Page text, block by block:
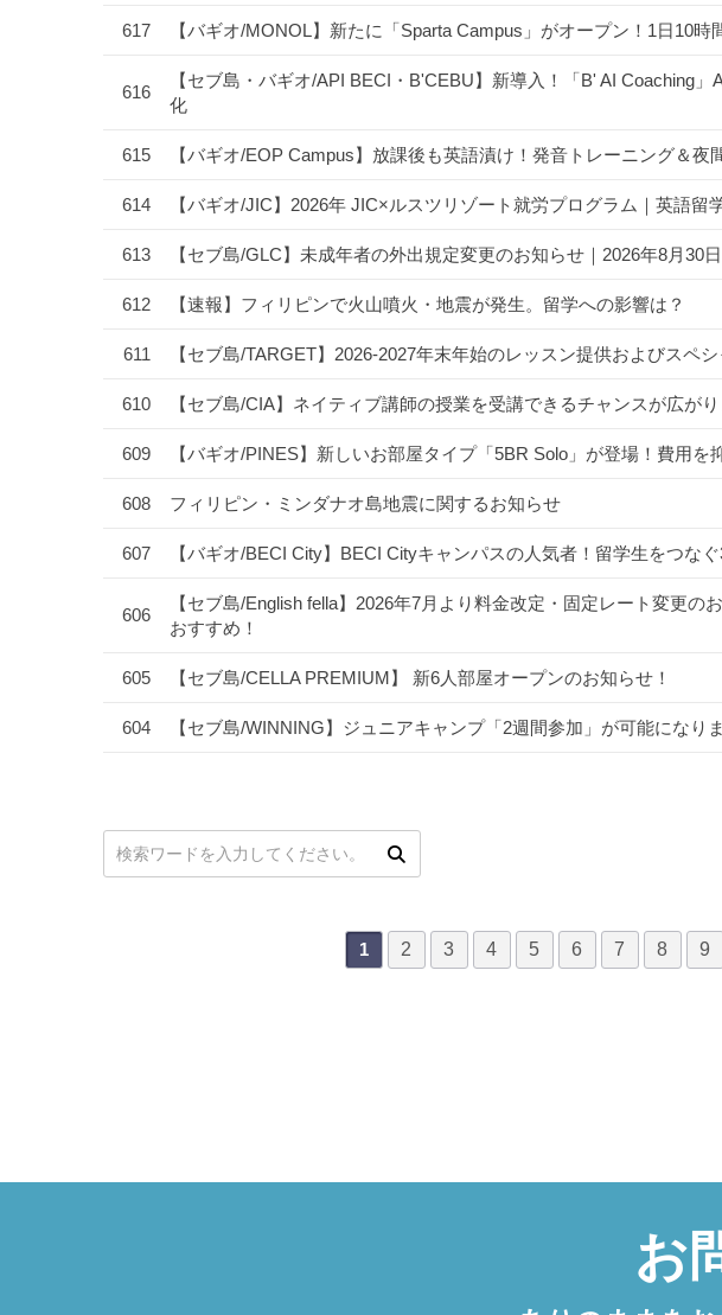
617 【バギオ/MONOL】新たに「Sparta Campus」がオープン！1日10時
616
【セブ島・バギオ/API BECI・B'CEBU】新導入！「B' AI Coaching
化
615 【バギオ/EOP Campus】放課後も英語漬け！発音トレーニング＆夜
614 【バギオ/JIC】2026年 JIC×ルスツリゾート就労プログラム｜英語留
613 【セブ島/GLC】未成年者の外出規定変更のお知らせ｜2026年8月30
612 【速報】フィリピンで火山噴火・地震が発生。留学への影響は？
611 【セブ島/TARGET】2026-2027年末年始のレッスン提供およびスペ
610 【セブ島/CIA】ネイティブ講師の授業を受講できるチャンスが広がり
609 【バギオ/PINES】新しいお部屋タイプ「5BR Solo」が登場！費用
608 フィリピン・ミンダナオ島地震に関するお知らせ
607 【バギオ/BECI City】BECI Cityキャンパスの人気者！留学生をつな
606
【セブ島/English fella】2026年7月より料金改定・固定レート変更の
おすすめ！
605 【セブ島/CELLA PREMIUM】 新6人部屋オープンのお知らせ！
604 【セブ島/WINNING】ジュニアキャンプ「2週間参加」が可能になり
1 2 3 4 5 6 7 8 9
お